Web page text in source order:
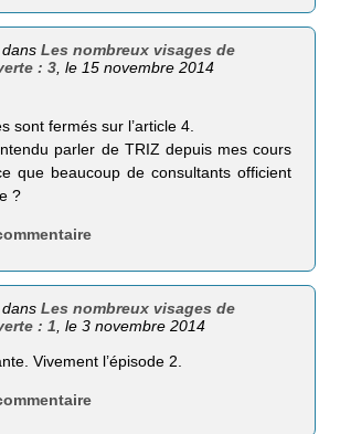
dansLes nombreux visages de
: 3 , le 15 novembre 2014
sont fermés sur l’article 4.
parler de TRIZ depuis mes cours
que beaucoup de consultants officient
?
dansLes nombreux visages de
: 1 , le 3 novembre 2014
Vivement l’épisode 2.